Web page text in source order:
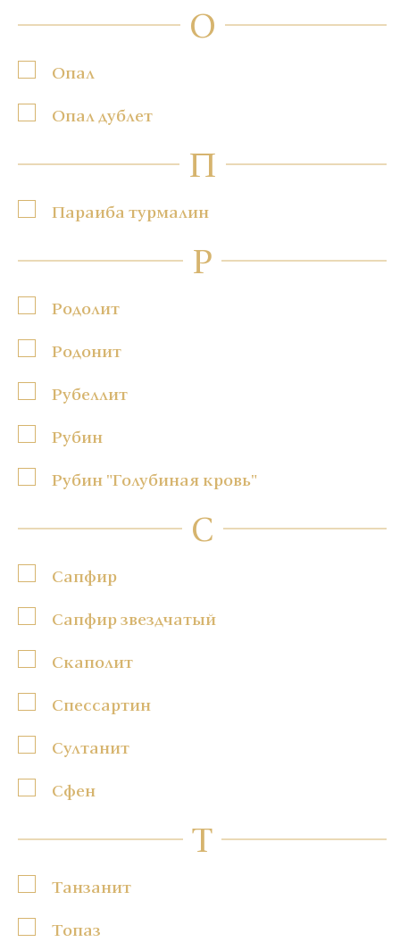
О
Опал
Опал дублет
П
Параиба турмалин
Р
Родолит
Родонит
Рубеллит
Рубин
Рубин "Голубиная кровь"
С
Сапфир
Сапфир звездчатый
Скаполит
Спессартин
Султанит
Сфен
Т
Танзанит
Топаз